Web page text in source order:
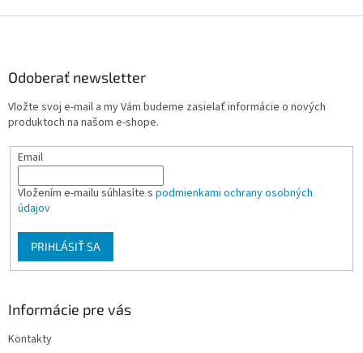
Odoberať newsletter
Vložte svoj e-mail a my Vám budeme zasielať informácie o nových
produktoch na našom e-shope.
Email
Vložením e-mailu súhlasíte s podmienkami ochrany osobných
údajov
PRIHLÁSIŤ SA
Informácie pre vás
Kontakty